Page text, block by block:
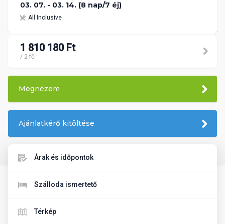
03. 07. - 03. 14. (8 nap/7 éj)
All Inclusive
1 810 180 Ft
/ 2 fő
Megnézem
Ajánlatkérő kitöltése
Árak és időpontok
Szálloda ismertető
Térkép